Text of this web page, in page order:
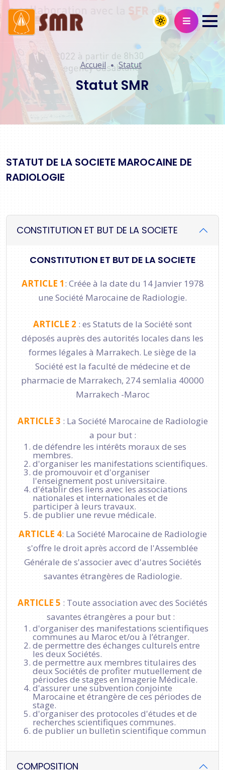
Accueil Statut
Statut SMR
STATUT DE LA SOCIETE MAROCAINE DE
RADIOLOGIE
CONSTITUTION ET BUT DE LA SOCIETE
CONSTITUTION ET BUT DE LA SOCIETE
ARTICLE 1: Créée à la date du 14 Janvier 1978
une Société Marocaine de Radiologie.
ARTICLE 2 : es Statuts de la Société sont
déposés auprès des autorités locales dans les
formes légales à Marrakech. Le siège de la
Société est la faculté de médecine et de
pharmacie de Marrakech, 274 semlalia 40000
Marrakech -Maroc
ARTICLE 3 : La Société Marocaine de Radiologie
a pour but :
de défendre les intérêts moraux de ses
membres.
d'organiser les manifestations scientifiques.
de promouvoir et d'organiser
l'enseignement post universitaire.
d'établir des liens avec les associations
nationales et internationales et de
participer à leurs travaux.
de publier une revue médicale.
ARTICLE 4: La Société Marocaine de Radiologie
s'offre le droit après accord de l'Assemblée
Générale de s'associer avec d'autres Sociétés
savantes étrangères de Radiologie.
ARTICLE 5 : Toute association avec des Sociétés
savantes étrangères a pour but :
d'organiser des manifestations scientifiques
communes au Maroc et/ou à l’étranger.
de permettre des échanges culturels entre
les deux Sociétés.
de permettre aux membres titulaires des
deux Sociétés de profiter mutuellement de
périodes de stages en Imagerie Médicale.
d'assurer une subvention conjointe
Marocaine et étrangère de ces périodes de
stage.
d'organiser des protocoles d'études et de
recherches scientifiques communes.
de publier un bulletin scientifique commun
COMPOSITION